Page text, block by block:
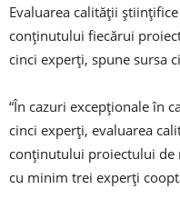
Evaluarea calităţii
conţinutului fiecărui
cinci experţi, spune sursa
“În cazuri excepţionale în
cinci experţi, evaluarea
conţinutului proiectului de
cu minim trei experţi